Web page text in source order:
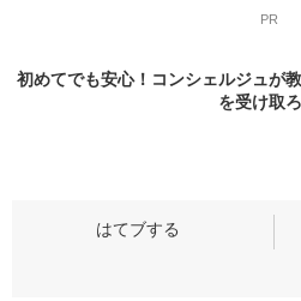
PR
初めてでも安心！コンシェルジュが
を受け取